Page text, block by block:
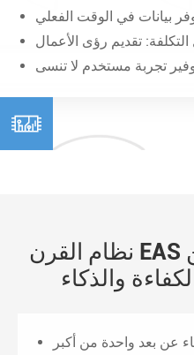

نظام القرن EAS وظيفة التصحيح عن
والذكاء
عن بعد واحدة من أكبر